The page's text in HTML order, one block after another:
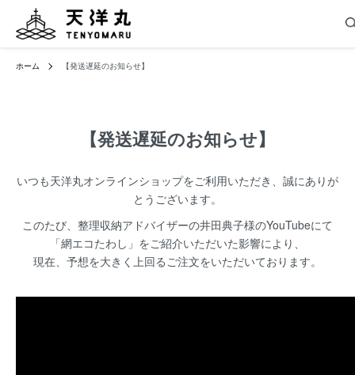
ホーム 【発送遅延のお知らせ】
【発送遅延のお知らせ】
いつも天洋丸オンラインショップをご利用いただき、誠にありが
とうございます。
このたび、整理収納アドバイザーの井田典子様のYouTubeにて
「網エコたわし」をご紹介いただいた影響により、
現在、予想を大きく上回るご注文をいただいております。